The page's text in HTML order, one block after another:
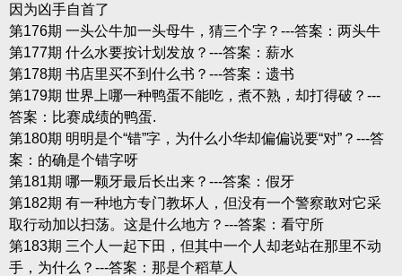
因为凶手自首了
第176期 一头公牛加一头母牛，猜三个字？---答案：两头牛
第177期 什么水要按计划发放？---答案：薪水
第178期 书店里买不到什么书？---答案：遗书
第179期 世界上哪一种鸭蛋不能吃，煮不熟，却打得破？---
答案：比赛成绩的鸭蛋.
第180期 明明是个“错”字，为什么小华却偏偏说要“对”？---答
案：的确是个错字呀
第181期 哪一颗牙最后长出来？---答案：假牙
第182期 有一种地方专门教坏人，但没有一个警察敢对它采
取行动加以扫荡。这是什么地方？---答案：看守所
第183期 三个人一起下田，但其中一个人却老站在那里不动
手，为什么？---答案：那是个稻草人